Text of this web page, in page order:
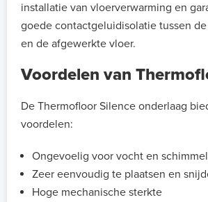
installatie van vloerverwarming en
goede contactgeluidisolatie tussen
en de afgewerkte vloer.
Voordelen van
De Thermofloor Silence onderlaag
voordelen:
Ongevoelig voor vocht en
Zeer eenvoudig te plaatsen en
Hoge mechanische sterkte